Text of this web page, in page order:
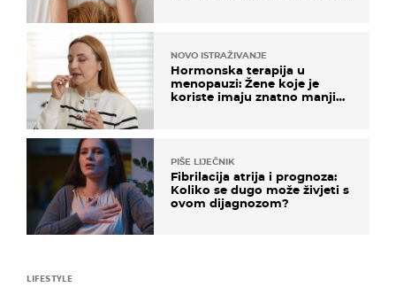
NOVO ISTRAŽIVANJE
Hormonska terapija u
menopauzi: Žene koje je
koriste imaju znatno manji
PIŠE LIJEČNIK
Fibrilacija atrija i prognoza:
Koliko se dugo može živjeti s
ovom dijagnozom?
LIFESTYLE